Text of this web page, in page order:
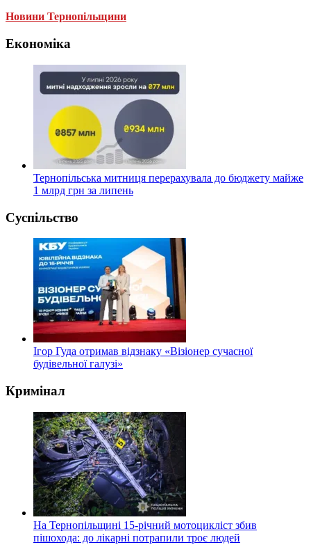
Новини Тернопільщини
Економіка
Тернопільська митниця перерахувала до бюджету майже
1 млрд грн за липень
Суспільство
Ігор Гуда отримав відзнаку «Візіонер сучасної
будівельної галузі»
Кримінал
На Тернопільщині 15-річний мотоцикліст збив
пішохода: до лікарні потрапили троє людей